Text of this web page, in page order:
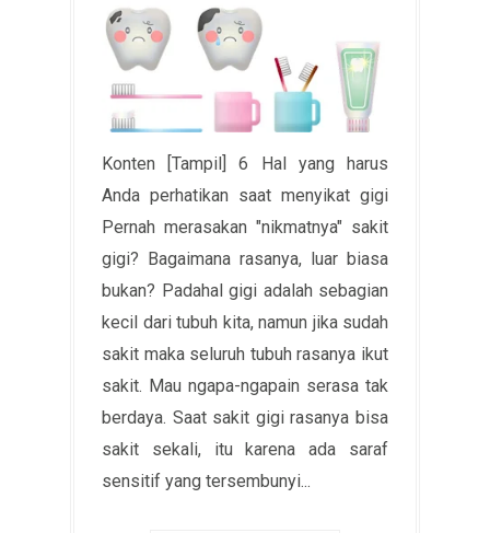
Konten [Tampil] 6 Hal yang harus
Anda perhatikan saat menyikat gigi
Pernah merasakan "nikmatnya" sakit
gigi? Bagaimana rasanya, luar biasa
bukan? Padahal gigi adalah sebagian
kecil dari tubuh kita, namun jika sudah
sakit maka seluruh tubuh rasanya ikut
sakit. Mau ngapa-ngapain serasa tak
berdaya. Saat sakit gigi rasanya bisa
sakit sekali, itu karena ada saraf
sensitif yang tersembunyi...